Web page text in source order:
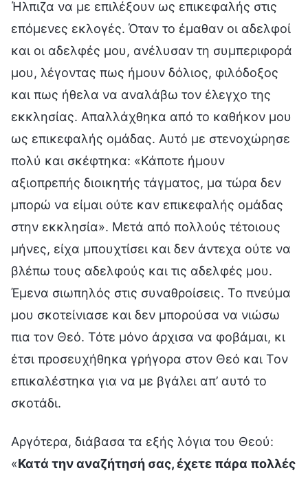
Ήλπιζα να με επιλέξουν ως επικεφαλής στις
επόμενες εκλογές. Όταν το έμαθαν οι αδελφοί
και οι αδελφές μου, ανέλυσαν τη συμπεριφορά
μου, λέγοντας πως ήμουν δόλιος, φιλόδοξος
και πως ήθελα να αναλάβω τον έλεγχο της
εκκλησίας. Απαλλάχθηκα από το καθήκον μου
ως επικεφαλής ομάδας. Αυτό με στενοχώρησε
πολύ και σκέφτηκα: «Κάποτε ήμουν
αξιοπρεπής διοικητής τάγματος, μα τώρα δεν
μπορώ να είμαι ούτε καν επικεφαλής ομάδας
στην εκκλησία». Μετά από πολλούς τέτοιους
μήνες, είχα μπουχτίσει και δεν άντεχα ούτε να
βλέπω τους αδελφούς και τις αδελφές μου.
Έμενα σιωπηλός στις συναθροίσεις. Το πνεύμα
μου σκοτείνιασε και δεν μπορούσα να νιώσω
πια τον Θεό. Τότε μόνο άρχισα να φοβάμαι, κι
έτσι προσευχήθηκα γρήγορα στον Θεό και Τον
επικαλέστηκα για να με βγάλει απ’ αυτό το
σκοτάδι.
Αργότερα, διάβασα τα εξής λόγια του Θεού:
«Κατά την αναζήτησή σας, έχετε πάρα πολλές